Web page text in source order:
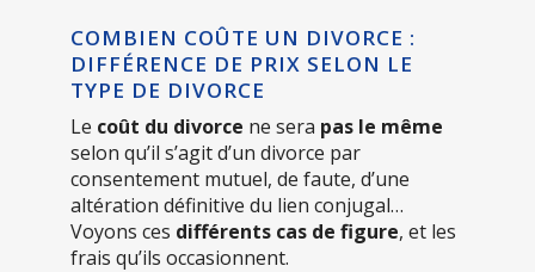
COMBIEN COÛTE UN DIVORCE :
DIFFÉRENCE DE PRIX SELON LE
TYPE DE DIVORCE
Le coût du divorce ne sera pas le même
selon qu’il s’agit d’un divorce par
consentement mutuel, de faute, d’une
altération définitive du lien conjugal…
Voyons ces différents cas de figure, et les
frais qu’ils occasionnent.